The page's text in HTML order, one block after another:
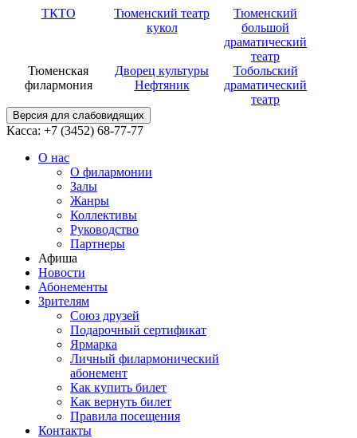
ТКТО
Тюменский театр
кукол
Тюменский
большой
драматический
театр
Тюменская
филармония
Дворец культуры
Нефтяник
Тобольский
драматический
театр
Версия для слабовидящих
Касса: +7 (3452) 68-77-77
О нас
О филармонии
Залы
Жанры
Коллективы
Руководство
Партнеры
Афиша
Новости
Абонементы
Зрителям
Союз друзей
Подарочный сертификат
Ярмарка
Личный филармонический
абонемент
Как купить билет
Как вернуть билет
Правила посещения
Контакты